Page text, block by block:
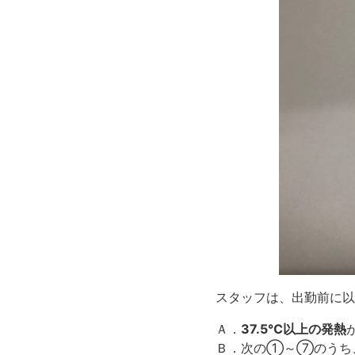
スタッフは、出勤前に
Ａ． 37.5℃以上の発熱
Ｂ．次の①～⑦のうち